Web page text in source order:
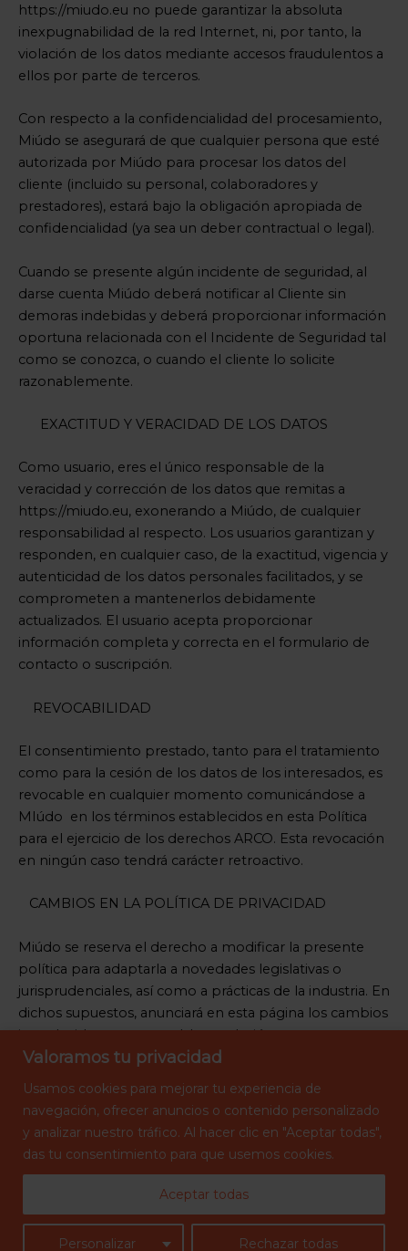
Valoramos tu privacidad
Usamos cookies para mejorar tu experiencia de
navegación, ofrecer anuncios o contenido personalizado
y analizar nuestro tráfico. Al hacer clic en "Aceptar todas",
das tu consentimiento para que usemos cookies.
Personalizar Rechazar todas
Aceptar todas
https://miudo.eu no puede garantizar la absoluta
inexpugnabilidad de la red Internet, ni, por tanto, la
violación de los datos mediante accesos fraudulentos a
ellos por parte de terceros.
Con respecto a la confidencialidad del procesamiento,
Miúdo se asegurará de que cualquier persona que esté
autorizada por Miúdo para procesar los datos del
cliente (incluido su personal, colaboradores y
prestadores), estará bajo la obligación apropiada de
confidencialidad (ya sea un deber contractual o legal).
Cuando se presente algún incidente de seguridad, al
darse cuenta Miúdo deberá notificar al Cliente sin
demoras indebidas y deberá proporcionar información
oportuna relacionada con el Incidente de Seguridad tal
como se conozca, o cuando el cliente lo solicite
razonablemente.
EXACTITUD Y VERACIDAD DE LOS DATOS
Como usuario, eres el único responsable de la
veracidad y corrección de los datos que remitas a
https://miudo.eu, exonerando a Miúdo, de cualquier
responsabilidad al respecto. Los usuarios garantizan y
responden, en cualquier caso, de la exactitud, vigencia y
autenticidad de los datos personales facilitados, y se
comprometen a mantenerlos debidamente
actualizados. El usuario acepta proporcionar
información completa y correcta en el formulario de
contacto o suscripción.
REVOCABILIDAD
El consentimiento prestado, tanto para el tratamiento
como para la cesión de los datos de los interesados, es
revocable en cualquier momento comunicándose a
MIúdo en los términos establecidos en esta Política
para el ejercicio de los derechos ARCO. Esta revocación
en ningún caso tendrá carácter retroactivo.
CAMBIOS EN LA POLÍTICA DE PRIVACIDAD
Miúdo se reserva el derecho a modificar la presente
política para adaptarla a novedades legislativas o
jurisprudenciales, así como a prácticas de la industria. En
dichos supuestos, anunciará en esta página los cambios
introducidos con razonable antelación a su puesta en
práctica.
CONDICIONES DE CONTRATACIÓN.
POLÍTICA DE COOKIES
POLÍTICA DE DEVOLUCIONES
POLÍTICA DE PRIVACIDAD
ENVÍOS Y DEVOLUCIONES
Copyright © 2026 Miúdo